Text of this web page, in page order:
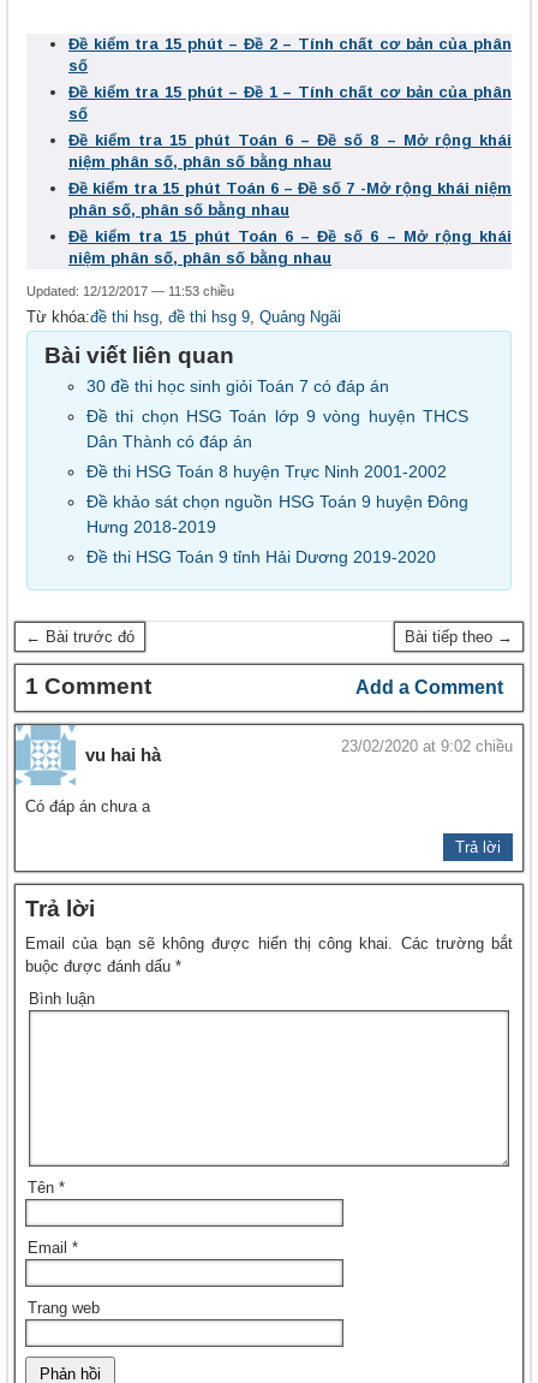
Đề kiểm tra 15 phút – Đề 2 – Tính chất cơ bản của phân
số
Đề kiểm tra 15 phút – Đề 1 – Tính chất cơ bản của phân
số
Đề kiểm tra 15 phút Toán 6 – Đề số 8 – Mở rộng khái
niệm phân số, phân số bằng nhau
Đề kiểm tra 15 phút Toán 6 – Đề số 7 -Mở rộng khái niệm
phân số, phân số bằng nhau
Đề kiểm tra 15 phút Toán 6 – Đề số 6 – Mở rộng khái
niệm phân số, phân số bằng nhau
Updated: 12/12/2017 — 11:53 chiều
Từ khóa:đề thi hsg, đề thi hsg 9, Quảng Ngãi
Bài viết liên quan
30 đề thi học sinh giỏi Toán 7 có đáp án
Đề thi chọn HSG Toán lớp 9 vòng huyện THCS
Dân Thành có đáp án
Đề thi HSG Toán 8 huyện Trực Ninh 2001-2002
Đề khảo sát chọn nguồn HSG Toán 9 huyện Đông
Hưng 2018-2019
Đề thi HSG Toán 9 tỉnh Hải Dương 2019-2020
← Bài trước đó Bài tiếp theo →
1 Comment Add a Comment
vu hai hà 23/02/2020 at 9:02 chiều
Có đáp án chưa a
Trả lời
Trả lời
Email của bạn sẽ không được hiển thị công khai. Các trường bắt
buộc được đánh dấu *
Bình luận
Tên *
Email *
Trang web